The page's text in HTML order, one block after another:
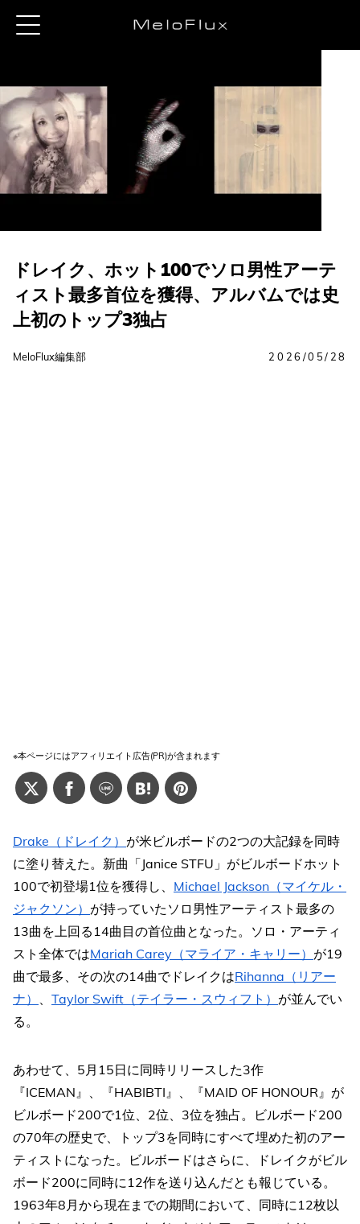
ドレイク、ホット100でソロ男性アーテ
ィスト最多首位を獲得、アルバムでは史
上初のトップ3独占
MeloFlux編集部 2026/05/28
※本ページにはアフィリエイト広告(PR)が含まれます
Drake（ドレイク） が米ビルボードの2つの大記録を同時
に塗り替えた。新曲「Janice STFU」がビルボードホット
100で初登場1位を獲得し、 Michael Jackson（マイケル・
ジャクソン） が持っていたソロ男性アーティスト最多の
13曲を上回る14曲目の首位曲となった。ソロ・アーティ
スト全体ではMariah Carey（マライア・キャリー） が19
曲で最多、その次の14曲でドレイクはRihanna（リアー
ナ）
Taylor Swift（テイラー・スウィフト） が並んでい
る。
あわせて、5月15日に同時リリースした3作
『ICEMAN』、『HABIBTI』、『MAID OF HONOUR』が
ビルボード200で1位、2位、3位を独占。ビルボード200
の70年の歴史で、トップ3を同時にすべて埋めた初のアー
ティストになった。ビルボードはさらに、ドレイクがビル
ボード200に同時に12作を送り込んだとも報じている。
1963年8月から現在までの期間において、同時に12枚以